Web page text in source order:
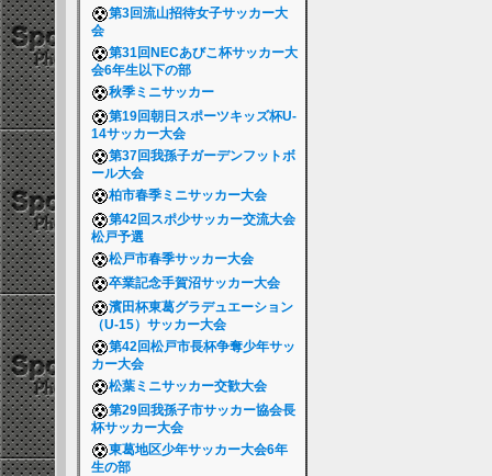
第3回流山招待女子サッカー大
会
第31回NECあびこ杯サッカー大
会6年生以下の部
秋季ミニサッカー
第19回朝日スポーツキッズ杯U-
14サッカー大会
第37回我孫子ガーデンフットボ
ール大会
柏市春季ミニサッカー大会
第42回スポ少サッカー交流大会
松戸予選
松戸市春季サッカー大会
卒業記念手賀沼サッカー大会
濱田杯東葛グラデュエーション
（U-15）サッカー大会
第42回松戸市長杯争奪少年サッ
カー大会
松葉ミニサッカー交歓大会
第29回我孫子市サッカー協会長
杯サッカー大会
東葛地区少年サッカー大会6年
生の部